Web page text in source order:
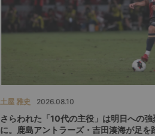
土屋 雅史 2026.08.10
さらわれた「10代の主役」は明日への
に。鹿島アントラーズ・吉田湊海が足